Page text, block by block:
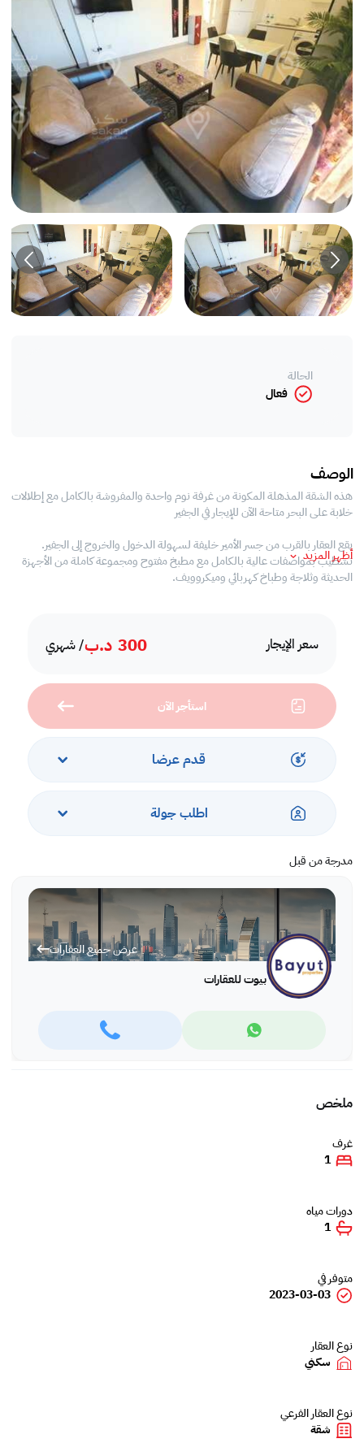
سعر الإيجار 300 د.ب/ شهري
استأجر الآن
قدم عرضا
اطلب جولة
مدرجة من قبل
عرض جميع العقارات
بيوت للعقارات
الحالة
فعال
الوصف
هذه الشقة المذهلة المكونة من غرفة نوم واحدة والمفروشة بالكامل مع إطلالات
خلابة على البحر متاحة الآن للإيجار في الجفير
يقع العقار بالقرب من جسر الأمير خليفة لسهولة الدخول والخروج إلى الجفير.
تشطيب بمواصفات عالية بالكامل مع مطبخ مفتوح ومجموعة كاملة من الأجهزة
الحديثة وثلاجة وطباخ كهربائي وميكروويف.
- ميني مارت
- منطقة شواء
- منطقة لعب الاطفال
-جاكوزي
- امن على مدار 24 ساعة.
- موقف سيارات محجوز
- غرف بخار وساونا
أظهر المزيد
ملخص
غرف
1
دورات مياه
1
متوفر في
2023-03-03
نوع العقار
سكني
نوع العقار الفرعي
شقة